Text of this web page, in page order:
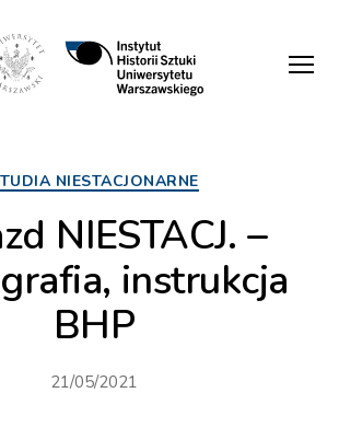
UW
Kategorie
NIESTACJONARNE
NIESTACJ. –
instrukcja
BHP
21/05/2021